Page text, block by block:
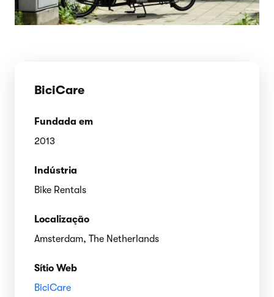
BiciCare
Fundada em
2013
Indústria
Bike Rentals
Localização
Amsterdam, The Netherlands
Sítio Web
BiciCare